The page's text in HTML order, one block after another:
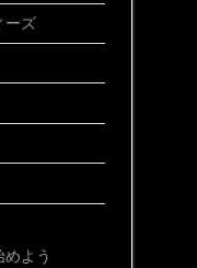
ーズ
よう